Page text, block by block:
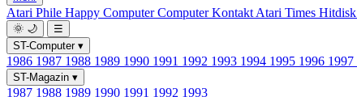
Atari Phile Happy ComputerComputer Kontakt Atari Times Hitdisk
🌞 🌙
☰
ST-Computer ▾
1986 1987 1988 1989 1990 1991 1992 1993 1994 1995 1996 1997
ST-Magazin ▾
1987 1988 1989 1990 1991 1992 1993